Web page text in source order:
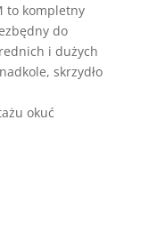
to kompletny
do
i dużych
skrzydło
okuć